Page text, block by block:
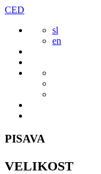
Preskoči
vsebine
CED
sl
en
PISAVA
VELIKOST